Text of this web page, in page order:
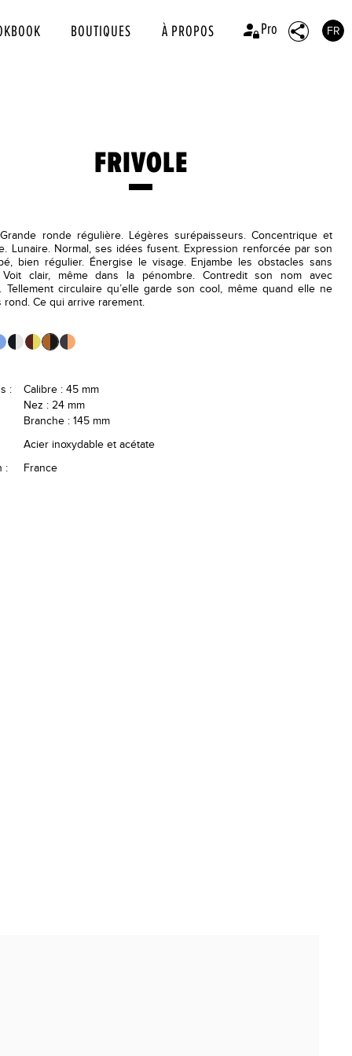
BOUTIQUES À PROPOS Pro FR
FRIVOLE
Grande ronde régulière. Légères surépaisseurs. Concentrique et
Lunaire. Normal, ses idées fusent. Expression renforcée par son
bien régulier. Énergise le visage. Enjambe les obstacles sans
Voit clair, même dans la pénombre. Contredit son nom avec
Tellement circulaire qu’elle garde son cool, même quand elle ne
rond. Ce qui arrive rarement.
:
Calibre : 45 mm
Nez : 24 mm
Branche : 145 mm
Acier inoxydable et acétate
:
France